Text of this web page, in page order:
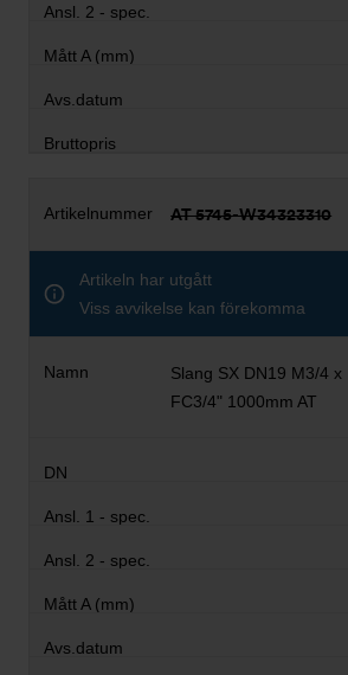
AT 5745-W34323310
Artikeln har utgått
Viss avvikelse kan förekomma
Slang SX DN19 M3/4 x
FC3/4" 1000mm AT